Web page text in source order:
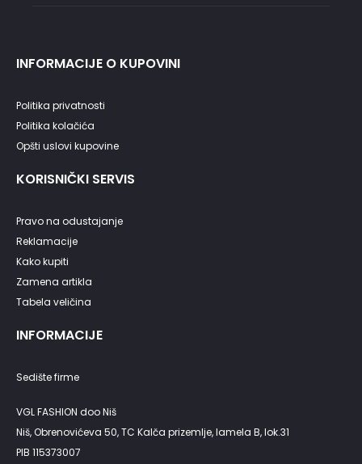
INFORMACIJE O KUPOVINI
Politika privatnosti
Politika kolačića
Opšti uslovi kupovine
KORISNIČKI SERVIS
Pravo na odustajanje
Reklamacije
Kako kupiti
Zamena artikla
Tabela veličina
INFORMACIJE
Sedište firme
VGL FASHION doo Niš
Niš, Obrenovićeva 50, TC Kalča prizemlje, lamela B, lok.31
PIB 115373007